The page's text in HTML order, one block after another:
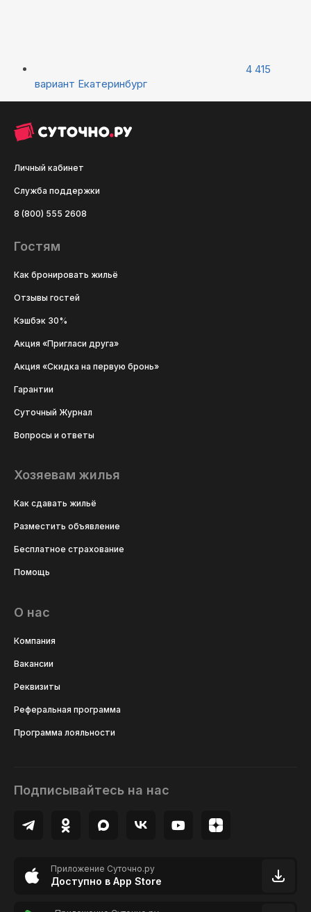
4 415
вариант Екатеринбург
Личный кабинет
Служба поддержки
8 (800) 555 2608
Гостям
Как бронировать жильё
Отзывы гостей
Кэшбэк 30%
Акция «Пригласи друга»
Акция «Скидка на первую бронь»
Гарантии
Суточный Журнал
Вопросы и ответы
Хозяевам жилья
Как сдавать жильё
Разместить объявление
Бесплатное страхование
Помощь
О нас
Компания
Вакансии
Реквизиты
Реферальная программа
Программа лояльности
Подписывайтесь на нас
Приложение Суточно.ру
Доступно в App Store